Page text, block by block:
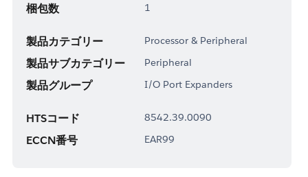
梱包数 1
製品カテゴリー Processor & Peripheral
製品サブカテゴリー Peripheral
製品グループ I/O Port Expanders
HTSコード 8542.39.0090
ECCN番号 EAR99